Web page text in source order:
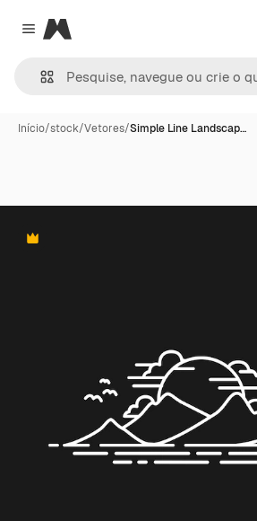
Close menu
Magnific
Início/stock/Vetores/Simple Line Landscap…
Premium